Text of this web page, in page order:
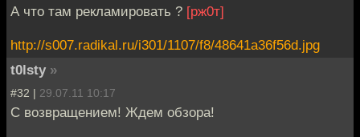
А что там рекламировать ? [рж0т]
http://s007.radikal.ru/i301/1107/f8/48641a36f56d.jpg
t0lsty »
#32 | 29.07.11 10:17
С возвращением! Ждем обзора!